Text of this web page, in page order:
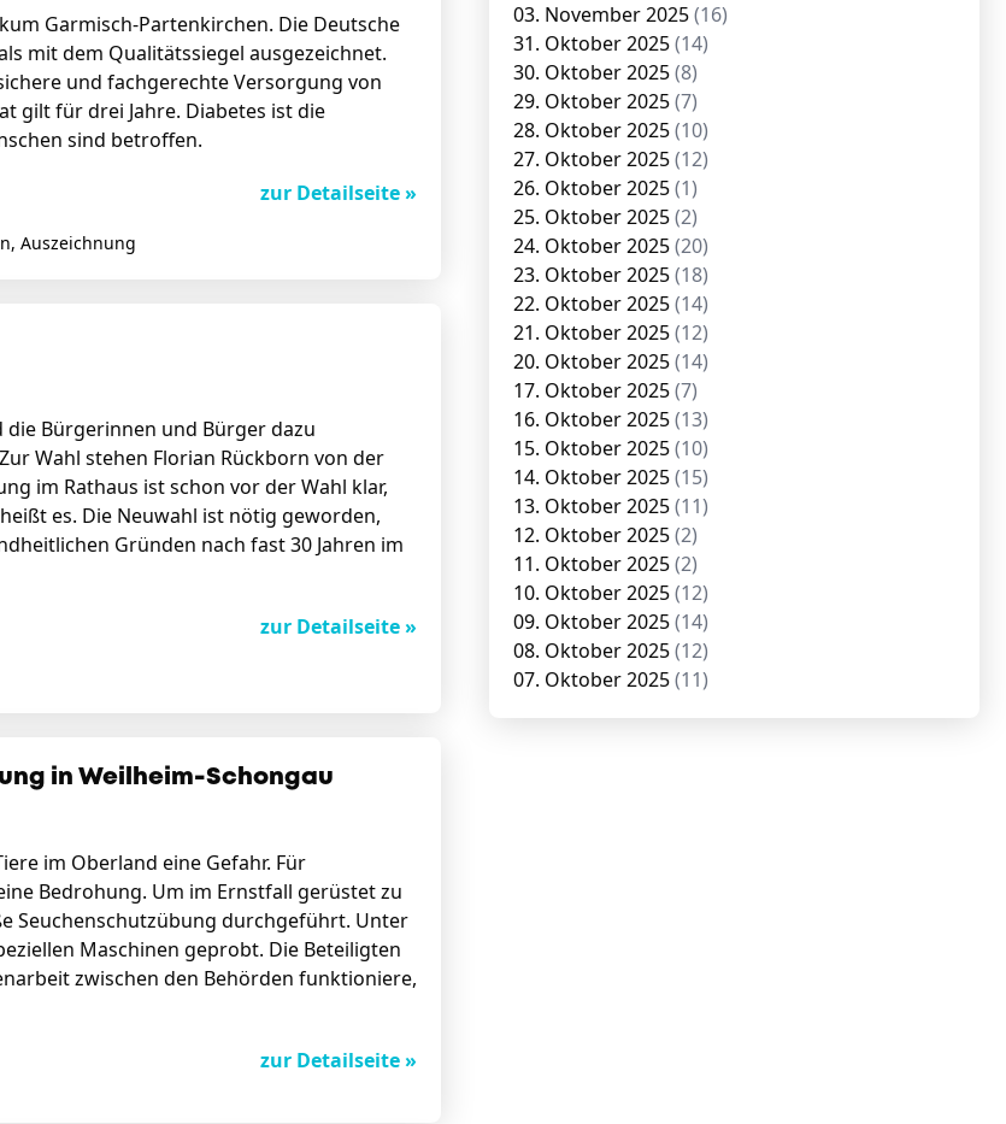
Garmisch-Partenkirchen. Die Deutsche
mit dem Qualitätssiegel ausgezeichnet.
und fachgerechte Versorgung von
gilt für drei Jahre. Diabetes ist die
sind betroffen.
zur Detailseite »
Auszeichnung
Bürgerinnen und Bürger dazu
Wahl stehen Florian Rückborn von der
im Rathaus ist schon vor der Wahl klar,
es. Die Neuwahl ist nötig geworden,
Gründen nach fast 30 Jahren im
zur Detailseite »
in Weilheim-Schongau
im Oberland eine Gefahr. Für
Bedrohung. Um im Ernstfall gerüstet zu
Seuchenschutzübung durchgeführt. Unter
Maschinen geprobt. Die Beteiligten
zwischen den Behörden funktioniere,
zur Detailseite »
03. November 2025(16)
31. Oktober 2025(14)
30. Oktober 2025(8)
29. Oktober 2025(7)
28. Oktober 2025(10)
27. Oktober 2025(12)
26. Oktober 2025(1)
25. Oktober 2025(2)
24. Oktober 2025(20)
23. Oktober 2025(18)
22. Oktober 2025(14)
21. Oktober 2025(12)
20. Oktober 2025(14)
17. Oktober 2025(7)
16. Oktober 2025(13)
15. Oktober 2025(10)
14. Oktober 2025(15)
13. Oktober 2025(11)
12. Oktober 2025(2)
11. Oktober 2025(2)
10. Oktober 2025(12)
09. Oktober 2025(14)
08. Oktober 2025(12)
07. Oktober 2025(11)